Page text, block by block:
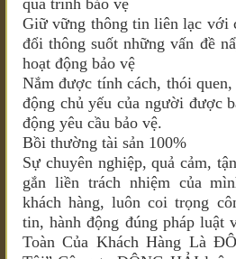
Giữ vững thông tin liên lạc với
đổi thông suốt những vấn đề
hoạt động bảo vệ
Nắm được tính cách, thói
động chủ yếu của người được
động yêu cầu bảo vệ.
Bồi thường tài sản 100%
Sự chuyên nghiệp, quả cảm,
gắn liền trách nhiệm của
khách hàng, luôn coi trọng
tin, hành động đúng pháp luật
Toàn Của Khách Hàng Là